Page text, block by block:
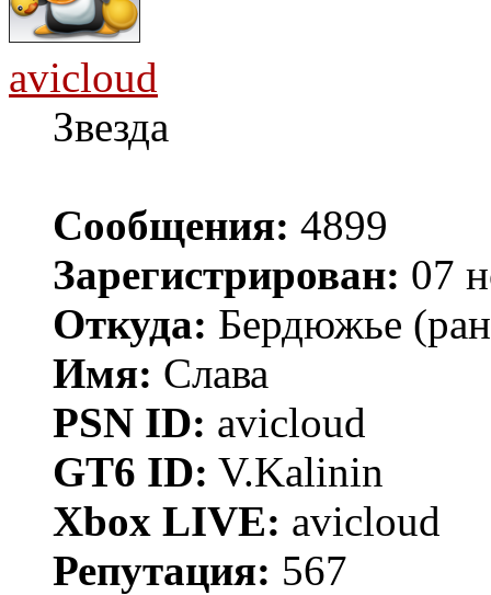
avicloud
Звезда
Сообщения: 4899
Зарегистрирован: 07
Откуда: Бердюжье
Имя: Слава
PSN ID: avicloud
GT6 ID: V.Kalinin
Xbox LIVE: avicloud
Репутация: 567